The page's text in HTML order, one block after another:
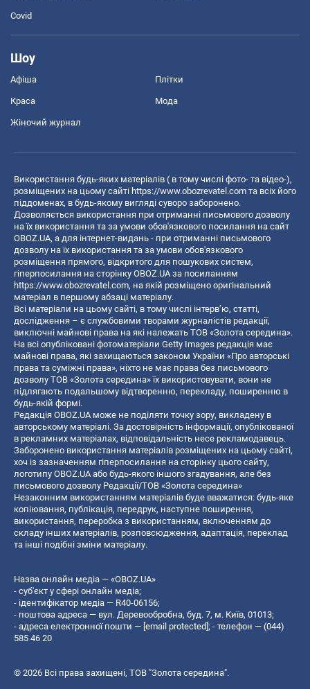
Covid
Шоу
Афіша Плітки
Краса Мода
Жіночий журнал
Використання будь-яких матеріалів ( в тому числі фото- та відео-),
розміщених на цьому сайті https://www.obozrevatel.com та всіх його
піддоменах, в будь-якому вигляді суворо заборонено.
Дозволяється використання при отриманні письмового дозволу
на їх використання та за умови обов'язкового посилання на сайт
OBOZ.UA, а для інтернет-видань - при отриманні письмового
дозволу на їх використання та за умови обов'язкового
розміщення прямого, відкритого для пошукових систем,
гіперпосилання на сторінку OBOZ.UA за посиланням
https://www.obozrevatel.com, на якій розміщено оригінальний
матеріал в першому абзаці матеріалу.
Всі матеріали на цьому сайті, в тому числі інтерв’ю, статті,
дослідження – є службовими творами журналістів редакції,
виключні майнові права на які належать ТОВ «Золота середина».
На всі опубліковані фотоматеріали Getty Images редакція має
майнові права, які захищаються законом України «Про авторські
права та суміжні права», ніхто не має права без письмового
дозволу ТОВ «Золота середина» їх використовувати, вони не
підлягають подальшому відтворенню, перекладу, поширенню в
будь-якій формі.
Редакція OBOZ.UA може не поділяти точку зору, викладену в
авторському матеріалі. За достовірність інформації, опублікованої
в рекламних матеріалах, відповідальність несе рекламодавець.
Заборонено використання матеріалів розміщених на цьому сайті,
хоч із зазначенням гіперпосилання на сторінку цього сайту,
логотипу OBOZ.UA або будь-якого іншого згадування, але без
письмового дозволу Редакції/ТОВ «Золота середина»
Незаконним використанням матеріалів буде вважатися: будь-яке
копiювання, публiкацiя, передрук, наступне поширення,
використання, переробка з використанням, включенням до
складу інших матеріалів, розповсюдження, адаптація, переклад
та інші подібні зміни матеріалу.
Назва онлайн медіа — «OBOZ.UA»
- суб'єкт у сфері онлайн медіа;
- ідентифікатор медіа — R40-06156;
- поштова адреса — вул. Деревообробна, буд. 7, м. Київ, 01013;
- адреса електронної пошти — [email protected] ; - телефон — (044)
585 46 20
© 2026 Всі права захищені, ТОВ "Золота середина".